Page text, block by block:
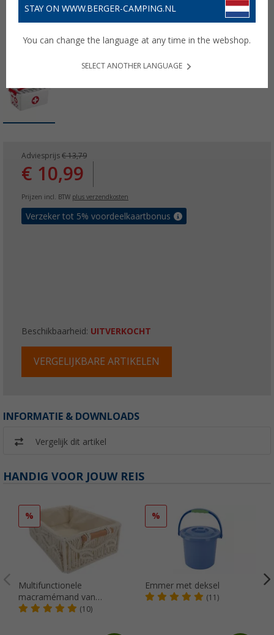
Adviesprijs € 13,79
€ 10,99
Prijzen incl. BTW plus verzendkosten
Verzeker tot 5% voordeelkaartbonus
Beschikbaarheid: UITVERKOCHT
VERGELIJKBARE ARTIKELEN
INFORMATIE & DOWNLOADS
Vergelijk dit artikel
HANDIG VOOR JOUW REIS
%
Multifunctionele
macramémand van
Camplife
(10)
%
Emmer met deksel
(11)
STAY ON WWW.BERGER-CAMPING.NL
You can change the language at any time in the webshop.
SELECT ANOTHER LANGUAGE